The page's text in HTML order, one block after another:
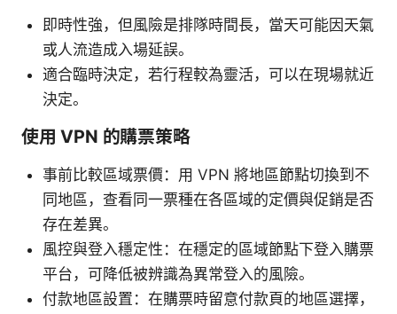
即時性強，但風險是排隊時間長，當天可能因天氣
或人流造成入場延誤。
適合臨時決定，若行程較為靈活，可以在現場就近
決定。
使用 VPN 的購票策略
事前比較區域票價：用 VPN 將地區節點切換到不
同地區，查看同一票種在各區域的定價與促銷是否
存在差異。
風控與登入穩定性：在穩定的區域節點下登入購票
平台，可降低被辨識為異常登入的風險。
付款地區設置：在購票時留意付款頁的地區選擇，